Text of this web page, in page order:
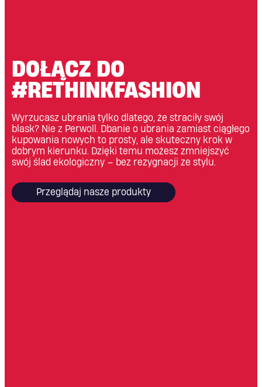
DOŁĄCZ DO
#RETHINKFASHION
Wyrzucasz ubrania tylko dlatego, że straciły swój
blask? Nie z Perwoll. Dbanie o ubrania zamiast ciągłego
kupowania nowych to prosty, ale skuteczny krok w
dobrym kierunku. Dzięki temu możesz zmniejszyć
swój ślad ekologiczny – bez rezygnacji ze stylu.
Przeglądaj nasze produkty